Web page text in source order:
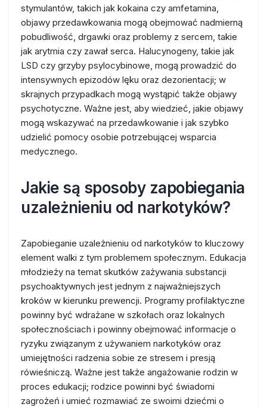
stymulantów, takich jak kokaina czy amfetamina,
objawy przedawkowania mogą obejmować nadmierną
pobudliwość, drgawki oraz problemy z sercem, takie
jak arytmia czy zawał serca. Halucynogeny, takie jak
LSD czy grzyby psylocybinowe, mogą prowadzić do
intensywnych epizodów lęku oraz dezorientacji; w
skrajnych przypadkach mogą wystąpić także objawy
psychotyczne. Ważne jest, aby wiedzieć, jakie objawy
mogą wskazywać na przedawkowanie i jak szybko
udzielić pomocy osobie potrzebującej wsparcia
medycznego.
Jakie są sposoby zapobiegania
uzależnieniu od narkotyków?
Zapobieganie uzależnieniu od narkotyków to kluczowy
element walki z tym problemem społecznym. Edukacja
młodzieży na temat skutków zażywania substancji
psychoaktywnych jest jednym z najważniejszych
kroków w kierunku prewencji. Programy profilaktyczne
powinny być wdrażane w szkołach oraz lokalnych
społecznościach i powinny obejmować informacje o
ryzyku związanym z używaniem narkotyków oraz
umiejętności radzenia sobie ze stresem i presją
rówieśniczą. Ważne jest także angażowanie rodzin w
proces edukacji; rodzice powinni być świadomi
zagrożeń i umieć rozmawiać ze swoimi dziećmi o